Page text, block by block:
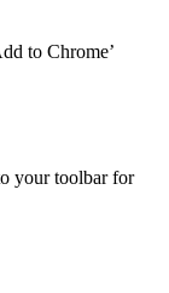
to Chrome’
your toolbar for